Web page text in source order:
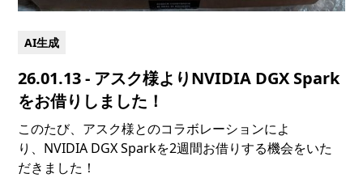
AI生成
26.01.13 - アスク様よりNVIDIA DGX Spark
をお借りしました！
このたび、アスク様とのコラボレーションによ
り、‍NVIDIA DGX Sparkを2週間お借りする機会をいた
だきました！